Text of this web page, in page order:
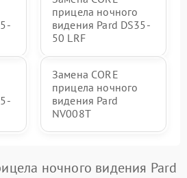
прицела ночного
видения Pard DS35-
50 LRF
Замена CORE
прицела ночного
видения Pard
NV008T
ночного видения Pard